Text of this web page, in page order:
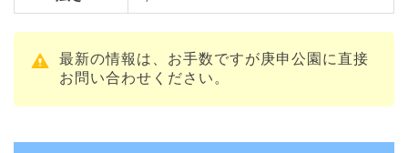
最新の情報は、お手数ですが庚申公園に直接
お問い合わせください。